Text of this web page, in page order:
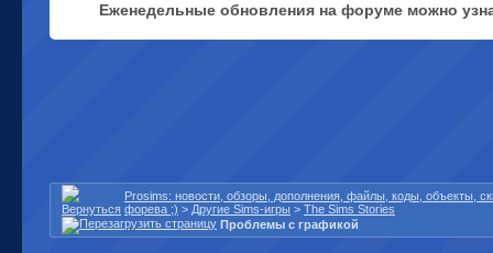
Еженедельные обновления на форуме можно
Prosims: новости, обзоры, дополнения, файлы, коды, объекты,
форева ;) > Другие Sims-игры > The Sims Stories
Проблемы с графикой